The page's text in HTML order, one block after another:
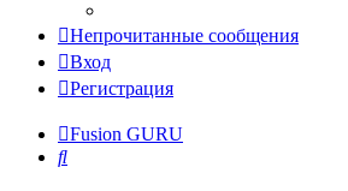
Непрочитанные сообщения
Вход
Регистрация
Fusion GURU
Поиск